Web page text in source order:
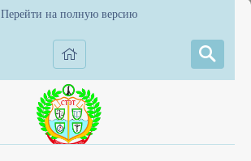
Перейти на полную версию